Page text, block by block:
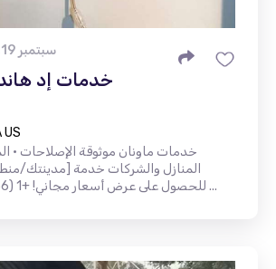
سبتمبر 19, 2025, 4:08 م
خدمات إد
US
خدمات ماونان موثوقة الإصلاحات •
المنازل والشركات خدمة [مدينتك/
للحصول على عرض أسعار مجاني! +1 (656) 656-0006 ...